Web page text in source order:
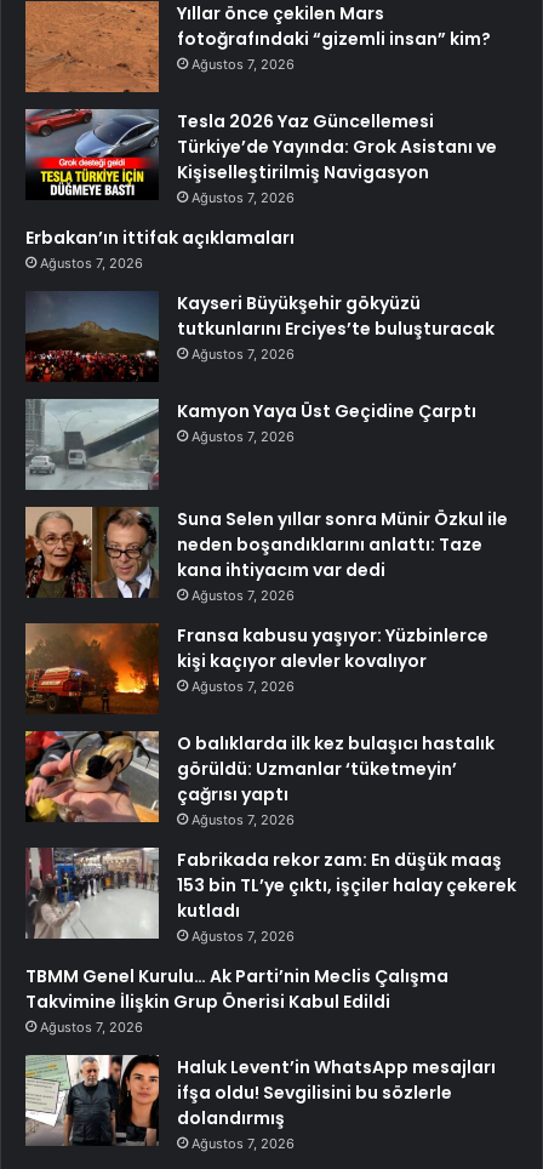
Yıllar önce çekilen Mars
fotoğrafındaki “gizemli insan” kim?
Ağustos 7, 2026
Tesla 2026 Yaz Güncellemesi
Türkiye’de Yayında: Grok Asistanı ve
Kişiselleştirilmiş Navigasyon
Ağustos 7, 2026
Erbakan’ın ittifak açıklamaları
Ağustos 7, 2026
Kayseri Büyükşehir gökyüzü
tutkunlarını Erciyes’te buluşturacak
Ağustos 7, 2026
Kamyon Yaya Üst Geçidine Çarptı
Ağustos 7, 2026
Suna Selen yıllar sonra Münir Özkul ile
neden boşandıklarını anlattı: Taze
kana ihtiyacım var dedi
Ağustos 7, 2026
Fransa kabusu yaşıyor: Yüzbinlerce
kişi kaçıyor alevler kovalıyor
Ağustos 7, 2026
O balıklarda ilk kez bulaşıcı hastalık
görüldü: Uzmanlar ‘tüketmeyin’
çağrısı yaptı
Ağustos 7, 2026
Fabrikada rekor zam: En düşük maaş
153 bin TL’ye çıktı, işçiler halay çekerek
kutladı
Ağustos 7, 2026
TBMM Genel Kurulu… Ak Parti’nin Meclis Çalışma
Takvimine İlişkin Grup Önerisi Kabul Edildi
Ağustos 7, 2026
Haluk Levent’in WhatsApp mesajları
ifşa oldu! Sevgilisini bu sözlerle
dolandırmış
Ağustos 7, 2026